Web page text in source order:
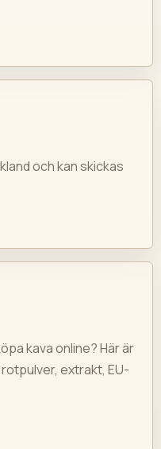
och kan skickas
kava online? Här är
extrakt, EU-